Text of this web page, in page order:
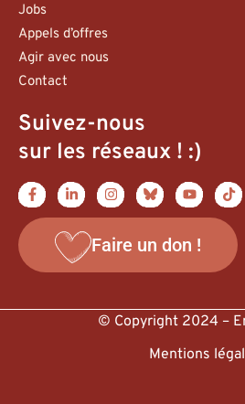
Jobs
Appels d’offres
Agir avec nous
Contact
Suivez-nous
sur les réseaux ! :)
Faire un don !
© Copyright 2024 –
Mentions